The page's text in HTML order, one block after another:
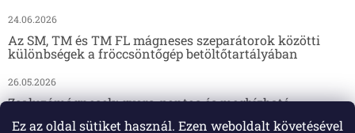
Ez az oldal sütiket használ. Ezen weboldalt követésével
24.06.2026
Az SM, TM és TM FL mágneses szeparátorok közötti
különbségek a fröccsöntőgép betöltőtartályában
26.05.2026
Zsaluzómágnesek: gyors, pontos és megbízható